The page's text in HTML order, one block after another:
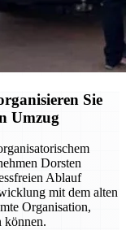
Sie
Umzug
Dorsten
Ablauf
mit dem alten
Organisation,
können.